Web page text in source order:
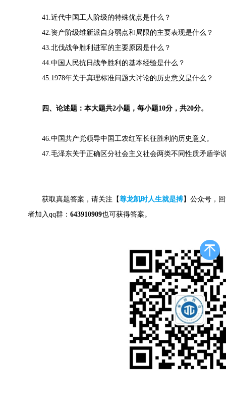
41.近代中国工人阶级的特殊优点是什么？
42.资产阶级维新派自身弱点和局限的主要表现是什么？
43.北伐战争胜利进军的主要原因是什么？
44.中国人民抗日战争胜利的基本经验是什么？
45.1978年关于真理标准问题大讨论的历史意义是什么？
四、论述题：本大题共2小题，每小题10分，共20分。
46.中国共产党领导中国工农红军长征胜利的历史意义。
47.毛泽东关于正确区分社会主义社会两类不同性质矛盾学
获取真题答案，请关注【尊龙凯时人生就是搏】公众号，
者加入qq群： 643910909也可获得答案。